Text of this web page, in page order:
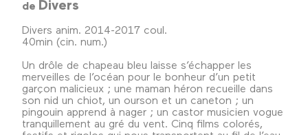
de Divers
Divers anim. 2014-2017 coul.
40min (cin. num.)
Un drôle de chapeau bleu laisse s’échapper les
merveilles de l’océan pour le bonheur d’un petit
garçon malicieux ; une maman héron recueille dans
son nid un chiot, un ourson et un caneton ; un
pingouin apprend à nager ; un castor musicien vogue
tranquillement au gré du vent. Cinq films colorés,